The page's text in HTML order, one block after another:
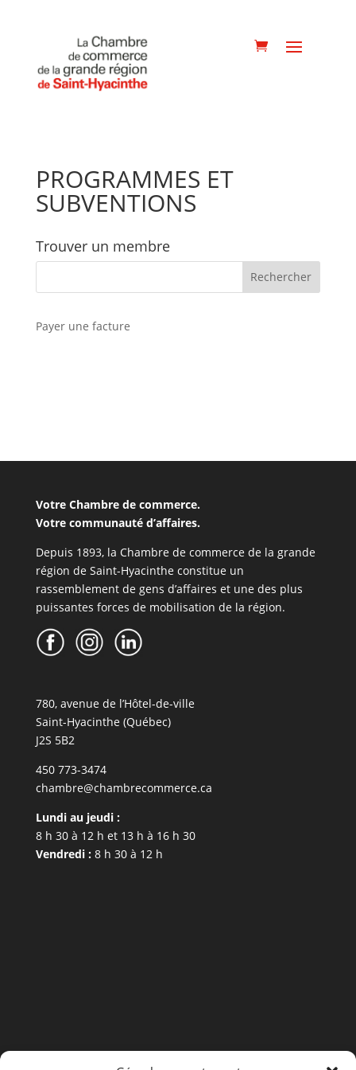
PROGRAMMES ET
SUBVENTIONS
Trouver un membre
Payer une facture
Votre Chambre de commerce.
Votre communauté d’affaires.
Depuis 1893, la Chambre de commerce de la grande
région de Saint-Hyacinthe constitue un
rassemblement de gens d’affaires et une des plus
puissantes forces de mobilisation de la région.
780, avenue de l’Hôtel-de-ville
Saint-Hyacinthe (Québec)
J2S 5B2
450 773-3474
chambre@chambrecommerce.ca
Lundi au jeudi :
8 h 30 à 12 h et 13 h à 16 h 30
Vendredi :8 h 30 à 12 h